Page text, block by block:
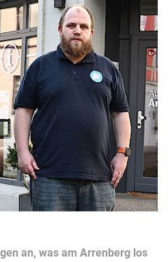
an, was am Arrenberg los